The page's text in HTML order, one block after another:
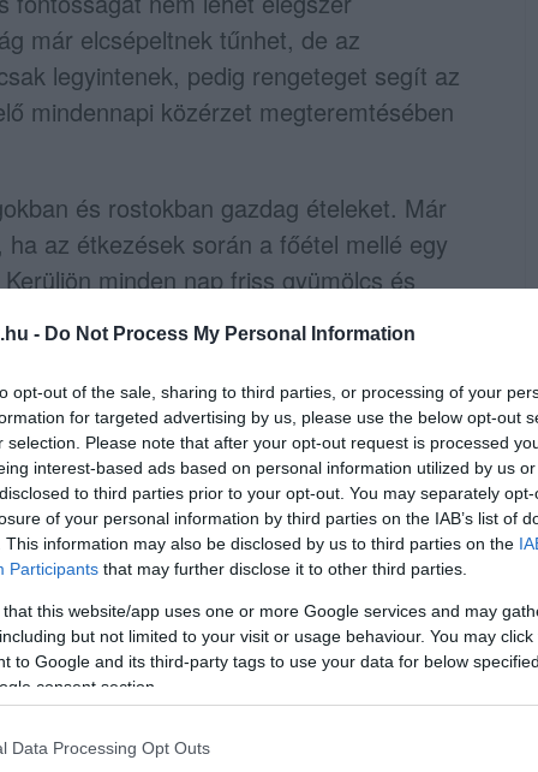
- Do Not Process My Personal Information
opt-out of the sale, sharing to third parties, or processing of your
for targeted advertising by us, please use the below opt-out
selection. Please note that after your opt-out request is processed
interest-based ads based on personal information utilized by us
to third parties prior to your opt-out. You may separately
of your personal information by third parties on the IAB’s list of
This information may also be disclosed by us to third parties on the
Participants that may further disclose it to other third parties.
that this website/app uses one or more Google services and may
but not limited to your visit or usage behaviour. You may
to Google and its third-party tags to use your data for below
consent section.
Data Processing Opt Outs
már elcsépeltnek tűnhet, de az
legyintenek, pedig rengeteget segít az
mindennapi közérzet megteremtésében
és rostokban gazdag ételeket. Már
az étkezések során a főétel mellé egy
minden nap friss gyümölcs és
hanem az
szállítását és a tápanyagok
illetően is. Érdemes komplex
típusát tartalmazza, hogy minden
mennyiséget.
ráadásul formába is hozza az
minden energiánkat
mozgunk, azzal csakis jót teszünk a